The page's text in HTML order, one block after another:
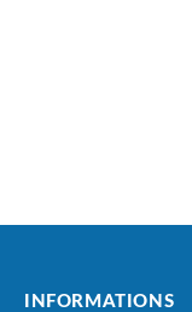
INFORMATIONS